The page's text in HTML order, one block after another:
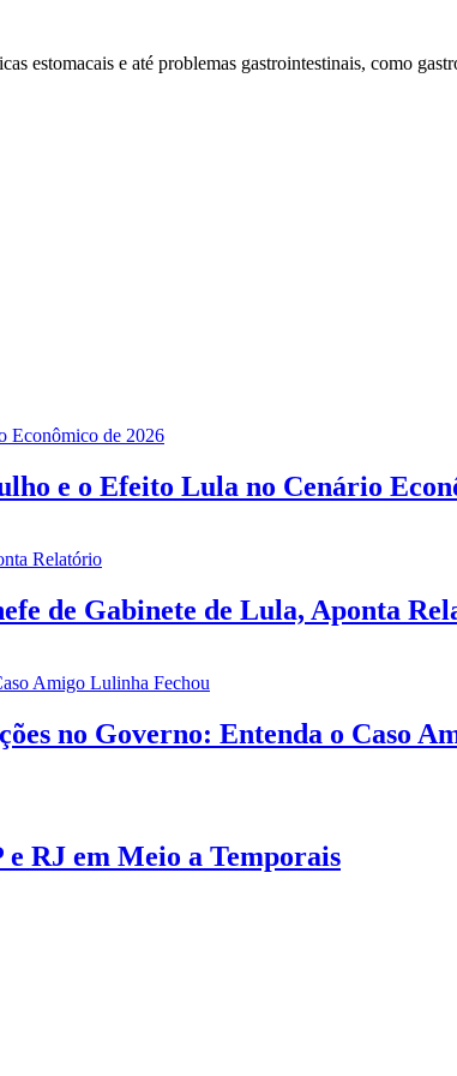
estomacais e até problemas gastrointestinais, como
e o Efeito Lula no Cenário
de Gabinete de Lula, Aponta
no Governo: Entenda o Caso
e RJ em Meio a Temporais